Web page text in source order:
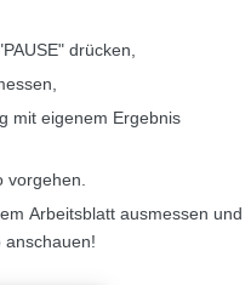
drücken,
mit eigenem Ergebnis
vorgehen.
Arbeitsblatt ausmessen und
anschauen!